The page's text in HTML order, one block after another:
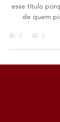
"Não julgue um pixador